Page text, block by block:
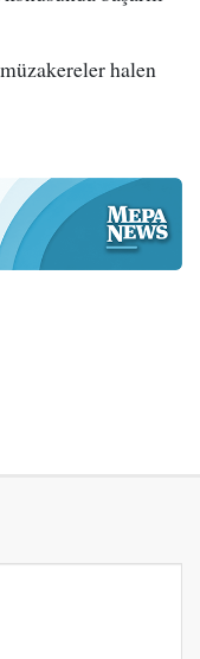
halen